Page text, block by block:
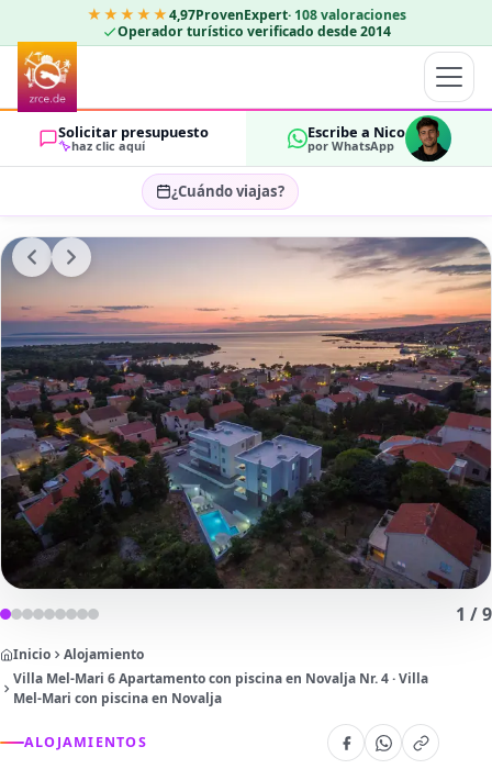
★★★★★4,97ProvenExpert· 108 valoraciones
Operador turístico verificado desde 2014
Solicitar presupuesto
haz clic aquí
Escribe a Nico
por WhatsApp
¿Cuándo viajas?
Seleccionar fechas…
HUÉSPEDES
1 /9
Inicio
Alojamiento
Villa Mel-Mari 6 Apartamento con piscina en Novalja Nr. 4 · Villa
Mel-Mari con piscina en Novalja
ALOJAMIENTOS